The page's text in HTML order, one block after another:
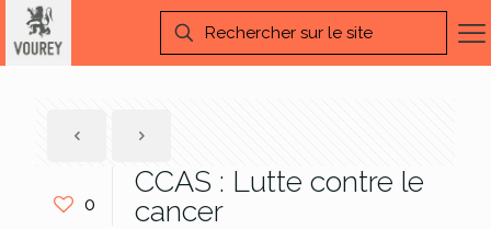
0
CCAS : Lutte contre le
cancer